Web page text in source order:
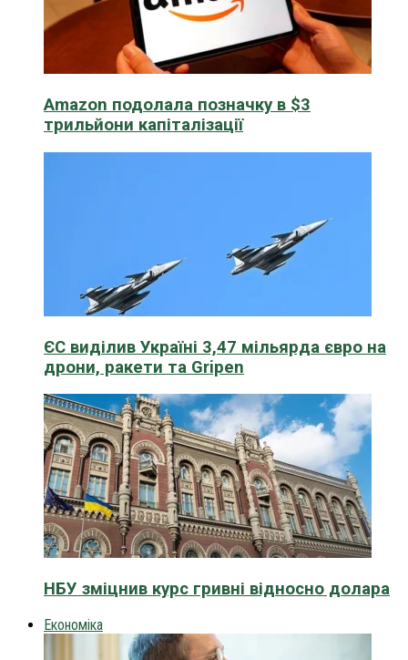
Amazon подолала позначку в $3
трильйони капіталізації
ЄС виділив Україні 3,47 мільярда євро на
дрони, ракети та Gripen
НБУ зміцнив курс гривні відносно долара
Економіка